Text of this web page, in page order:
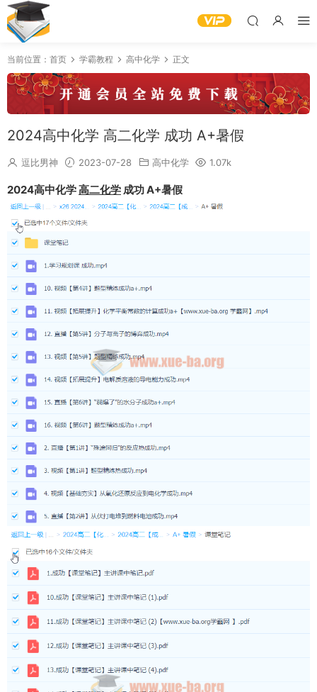
当前位置： 首页 学霸教程 高中化学 正文
2024高中化学 高二化学 成功 A+暑假
逗比男神 2023-07-28 高中化学 1.07k
2024高中化学高二化学成功 A+暑假